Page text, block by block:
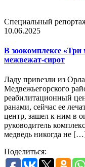
Специальный
10.06.2025
В зоокомплексе
межвежат-сирот
Ладу привезли из
Медвежьегорского
реабилитационный
ранами, сейчас ее
центр, зашел к ним в
руководитель
медведь никогда не
Поделиться: